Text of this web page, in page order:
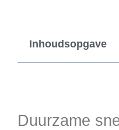
Inhoudsopgave
Duurzame